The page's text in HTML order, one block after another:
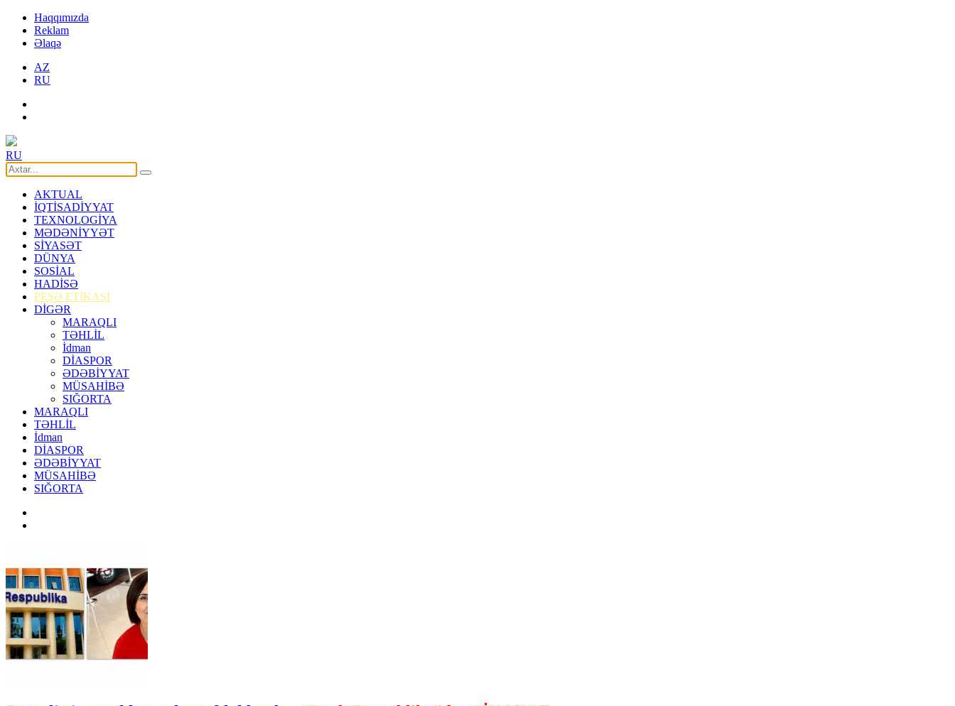
Haqqımızda
Reklam
Əlaqə
AZ
RU
RU
AKTUAL
İQTİSADİYYAT
TEXNOLOGİYA
MƏDƏNİYYƏT
SİYASƏT
DÜNYA
SOSİAL
HADİSƏ
PEŞƏ ETİKASI
DİGƏR
MARAQLI
TƏHLİL
İdman
DİASPOR
ƏDƏBİYYAT
MÜSAHİBƏ
SIĞORTA
MARAQLI
TƏHLİL
İdman
DİASPOR
ƏDƏBİYYAT
MÜSAHİBƏ
SIĞORTA